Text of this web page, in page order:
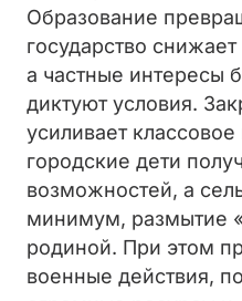
Образование
государство
а частные интересы
диктуют условия.
усиливает
городские дети
возможностей, а
минимум, размытие
родиной. При этом
военные действия,